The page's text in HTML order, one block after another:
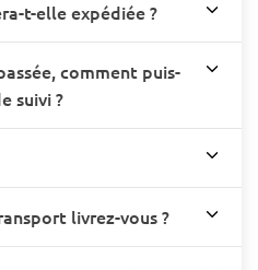
t-elle expédiée ?
comment puis-
suivi ?
livrez-vous ?